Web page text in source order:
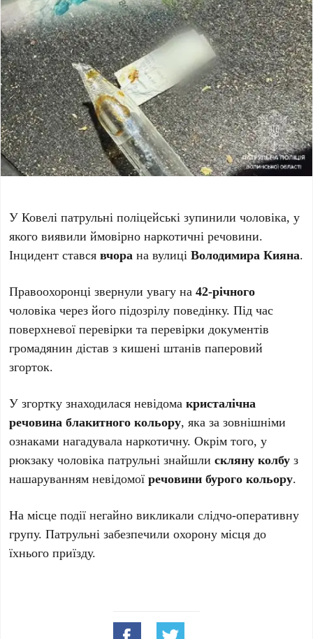
У Ковелі патрульні поліцейські зупинили чоловіка, у
якого виявили ймовірно наркотичні речовини.
Інцидент ставсявчора на вулиціВолодимира Кияна.
Правоохоронці звернули увагу на42-річного
чоловіка через його підозрілу поведінку. Під час
поверхневої перевірки та перевірки документів
громадянин дістав з кишені штанів паперовий
згорток.
У згортку знаходилася невідомакристалічна
речовина блакитного кольору, яка за зовнішніми
ознаками нагадувала наркотичну. Окрім того, у
рюкзаку чоловіка патрульні знайшлискляну колбу з
нашаруванням невідомоїречовини бурого кольору.
На місце події негайно викликали слідчо-оперативну
групу. Патрульні забезпечили охорону місця до
їхнього приїзду.